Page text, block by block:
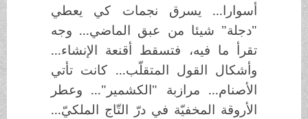
أسوارا... يسرق نجمات كي يعطي
"دجلة" شيئا من عبق الماضي... وجه
تقرأ ما فيه، فتسقط أقنعة الإنشاء...
وأشكال القول المتقلّب... كانت تأتي
الأصنام... مرازبة "الكشمير"... وعطر
الأروقة المخفيّة في درّ التّاج الملكيّ...